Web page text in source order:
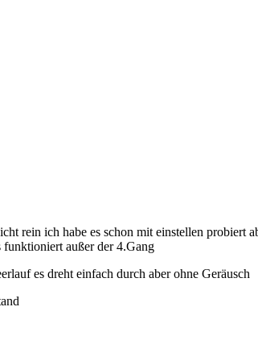
rein ich habe es schon mit einstellen
funktioniert außer der 4.Gang
es dreht einfach durch aber ohne Geräusch